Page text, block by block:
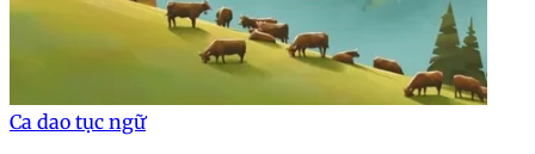
Ca dao tục ngữ